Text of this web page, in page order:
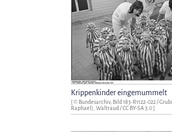
Krippenkinder eingemummelt
[ © Bundesarchiv, Bild 183-R1122-022 /
Raphael), Waltraud /CC BY-SA 3.0]